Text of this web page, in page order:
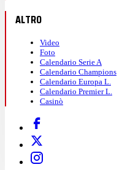
ALTRO
Video
Foto
Calendario Serie A
Calendario Champions
Calendario Europa L.
Calendario Premier L.
Casinò